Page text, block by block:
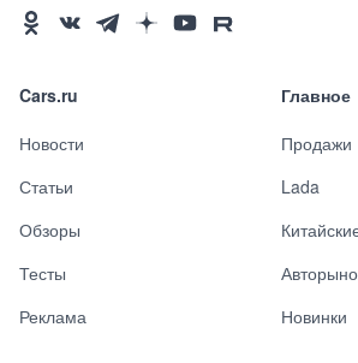
Cars.ru
Новости
Статьи
Обзоры
Тесты
Реклама
Главное
Продажи
Lada
Новинки